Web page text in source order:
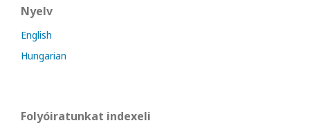
Nyelv
English
Hungarian
Folyóiratunkat indexeli